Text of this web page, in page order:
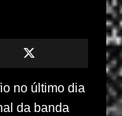
no último dia
da banda